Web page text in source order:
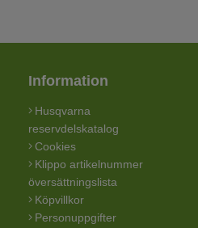
Information
Husqvarna
reservdelskatalog
Cookies
Klippo artikelnummer
översättningslista
Köpvillkor
Personuppgifter